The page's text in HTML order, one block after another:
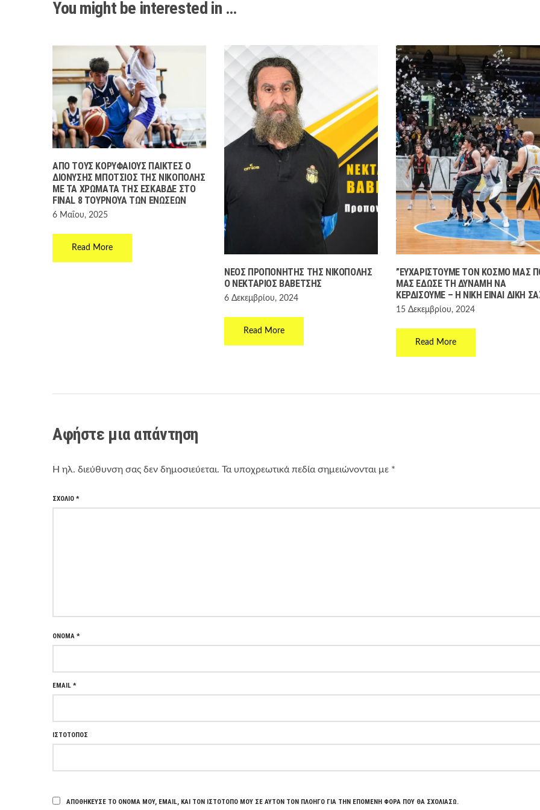
You might be interested in …
ΑΠΌ ΤΟΥΣ ΚΟΡΥΦΑΊΟΥΣ ΠΑΊΚΤΕΣ Ο
ΔΙΟΝΎΣΗΣ ΜΠΌΤΣΙΟΣ ΤΗΣ ΝΙΚΌΠΟΛΗΣ
ΜΕ ΤΑ ΧΡΏΜΑΤΑ ΤΗΣ ΕΣΚΑΒΔΕ ΣΤΟ
FINAL 8 ΤΟΥΡΝΟΥΆ ΤΩΝ ΕΝΏΣΕΩΝ
6 Μαΐου, 2025
Read More
ΝΈΟΣ ΠΡΟΠΟΝΗΤΉΣ ΤΗΣ ΝΙΚΌΠΟΛΗΣ
Ο ΝΕΚΤΆΡΙΟΣ ΒΑΒΈΤΣΗΣ
6 Δεκεμβρίου, 2024
Read More
”ΕΥΧΑΡΙΣΤΟΎΜΕ ΤΟΝ ΚΌΣΜΟ ΜΑΣ
ΜΑΣ ΈΔΩΣΕ ΤΗ ΔΎΝΑΜΗ ΝΑ
ΚΕΡΔΊΣΟΥΜΕ – Η ΝΊΚΗ ΕΊΝΑΙ ΔΙΚΉ
15 Δεκεμβρίου, 2024
Read More
Αφήστε μια απάντηση
Η ηλ. διεύθυνση σας δεν δημοσιεύεται. Τα υποχρεωτικά πεδία σημειώνονται με *
ΣΧΌΛΙΟ *
ΌΝΟΜΑ *
EMAIL *
ΙΣΤΌΤΟΠΟΣ
ΑΠΟΘΉΚΕΥΣΕ ΤΟ ΌΝΟΜΆ ΜΟΥ, EMAIL, ΚΑΙ ΤΟΝ ΙΣΤΌΤΟΠΟ ΜΟΥ ΣΕ ΑΥΤΌΝ ΤΟΝ ΠΛΟΗΓΌ ΓΙΑ ΤΗΝ ΕΠΌΜΕΝΗ ΦΟΡΆ ΠΟΥ ΘΑ ΣΧΟΛΙΆΣΩ.